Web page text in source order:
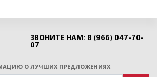
ЗВОНИТЕ НАМ: 8 (966) 047-70-
07
О ЛУЧШИХ ПРЕДЛОЖЕНИЯХ